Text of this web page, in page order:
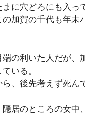
に穴どろにも入っ
加賀の千代も年末
の利いた人だが、
いる。
、後先考えず死ん
居のところの女